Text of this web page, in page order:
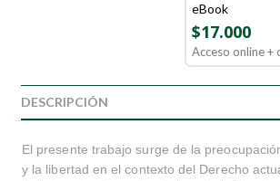
eBook
$17.000
Acceso online +
DESCRIPCIÓN
El presente trabajo surge de la
y la libertad en el contexto del Derecho